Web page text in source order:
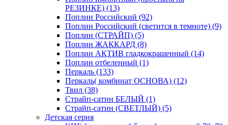
РЕЗИНКЕ) (13)
Поплин Российский (92)
Поплин Российский (светится в темноте) (9)
Поплин (СТРАЙП) (5)
Поплин ЖАККАРД (8)
Поплин АКТИВ гладкокрашенный (14)
Поплин отбеленный (1)
Перкаль (133)
Перкаль( комбинат ОСНОВА) (12)
Твил (38)
Страйп-сатин БЕЛЫЙ (1)
Страйп-сатин (СВЕТЛЫЙ) (5)
Детская серия